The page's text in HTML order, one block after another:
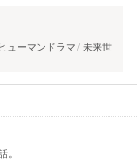
ヒューマンドラマ 未来世